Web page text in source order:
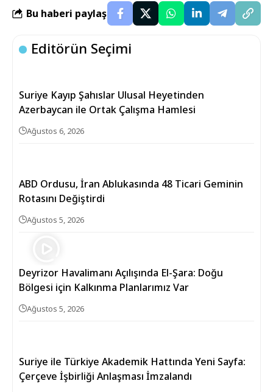
Bu haberi paylaş
Editörün Seçimi
Suriye Kayıp Şahıslar Ulusal Heyetinden
Azerbaycan ile Ortak Çalışma Hamlesi
Ağustos 6, 2026
ABD Ordusu, İran Ablukasında 48 Ticari Geminin
Rotasını Değiştirdi
Ağustos 5, 2026
Deyrizor Havalimanı Açılışında El-Şara: Doğu
Bölgesi için Kalkınma Planlarımız Var
Ağustos 5, 2026
Suriye ile Türkiye Akademik Hattında Yeni Sayfa:
Çerçeve İşbirliği Anlaşması İmzalandı